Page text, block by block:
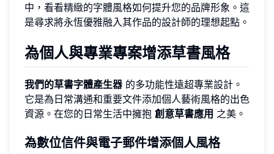
中，看看精緻的字體風格如何提升您的品牌形象。這
是尋求將永恆優雅融入其作品的設計師的理想起點。
為個人與專業專案增添草書風格
我們的草書字體產生器 的多功能性遠超專業設計。
它是為日常溝通和重要文件添加個人藝術風格的出色
資源。在您的日常生活中擁抱 創意草書應用 之美。
為數位信件與電子郵件增添個人風格